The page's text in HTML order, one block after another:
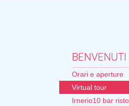
BENVENUTI
Orari e aperture
Virtual tour
Irnerio10 bar